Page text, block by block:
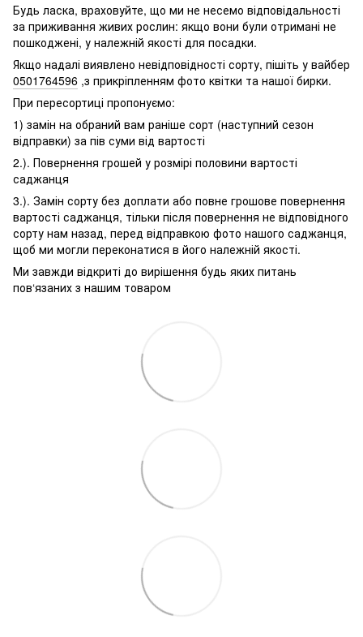
Будь ласка, враховуйте, що ми не несемо відповідальності
за приживання живих рослин: якщо вони були отримані не
пошкоджені, у належній якості для посадки.
Якщо надалі виявлено невідповідності сорту, пішіть у вайбер
0501764596 ,з прикріпленням фото квітки та нашої бирки.
При пересортиці пропонуємо:
1) замін на обраний вам раніше сорт (наступний сезон
відправки) за пів суми від вартості
2.). Повернення грошей у розмірі половини вартості
саджанця
3.). Замін сорту без доплати або повне грошове повернення
вартості саджанця, тільки після повернення не відповідного
сорту нам назад, перед відправкою фото нашого саджанця,
щоб ми могли переконатися в його належній якості.
Ми завжди відкриті до вирішення будь яких питань
пов‘язаних з нашим товаром